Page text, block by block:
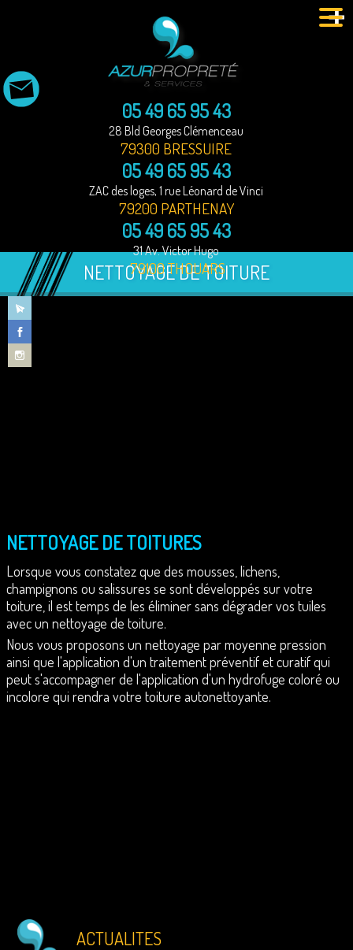
05 49 65 95 43
28 Bld Georges Clémenceau
79300 BRESSUIRE
05 49 65 95 43
ZAC des loges, 1 rue Léonard de Vinci
79200 PARTHENAY
05 49 65 95 43
31 Av. Victor Hugo
79100 THOUARS
MENU
Particuliers
Professionnels
Nettoyage vehicules
Entretien des espaces verts
NETTOYAGE DE TOITURE
NETTOYAGE DE TOITURES
Lorsque vous constatez que des mousses, lichens,
champignons ou salissures se sont développés sur votre
toiture, il est temps de les éliminer sans dégrader vos tuiles
avec un nettoyage de toiture.
Nous vous proposons un nettoyage par moyenne pression
ainsi que l'application d'un traitement préventif et curatif qui
peut s'accompagner de l'application d'un hydrofuge coloré ou
incolore qui rendra votre toiture autonettoyante.
ACTUALITES